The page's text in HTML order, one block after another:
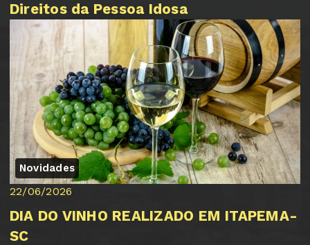
Direitos da Pessoa Idosa
Novidades
22/06/2026
DIA DO VINHO REALIZADO EM ITAPEMA-
SC